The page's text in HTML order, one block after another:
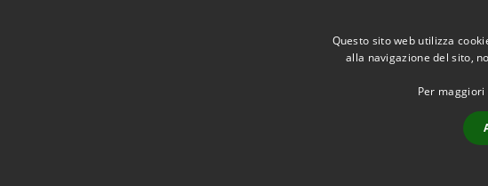
comune.barlassina@pec.regione.lombardia.itQuesto sito web utilizza
alla navigazione del sito,
Per